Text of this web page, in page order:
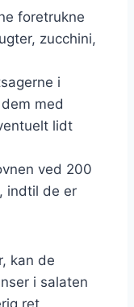
foretrukne
zucchini,
i
med
lidt
ved 200
indtil de er
kan de
i salaten
ret.